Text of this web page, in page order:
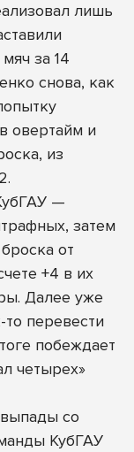
лишь
за 14
снова, как
овертайм и
из
—
затем
от
+4 в их
Далее уже
перевести
побеждает
четырех»
со
КубГАУ